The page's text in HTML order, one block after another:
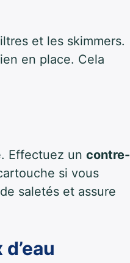
et les skimmers.
en place. Cela
Effectuez un contre-
si vous
saletés et assure